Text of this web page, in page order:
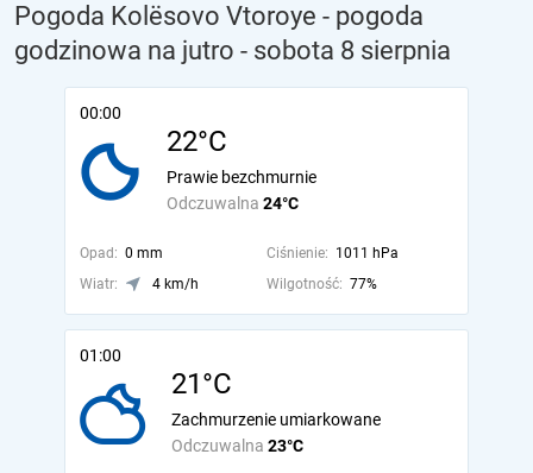
Pogoda Kolësovo Vtoroye - pogoda
godzinowa na jutro - sobota 8 sierpnia
00:00
22°C
Odczuwalna 24°C
Prawie bezchmurnie
Opad: 0 mm Ciśnienie: 1011 hPa
Wiatr:
4 km/h Wilgotność: 77%
01:00
21°C
Odczuwalna 23°C
Zachmurzenie umiarkowane